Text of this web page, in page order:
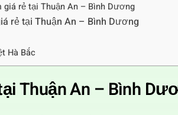
giá rẻ tại Thuận An – Bình Dương
rẻ tại Thuận An – Bình Dương
Hà Bắc
Thuận An – Bình